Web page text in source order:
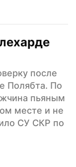
после
Полябта. По
пьяным
месте и не
СУ СКР по